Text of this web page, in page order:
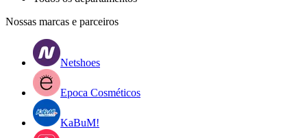
Nossas marcas e parceiros
Netshoes
Epoca Cosméticos
KaBuM!